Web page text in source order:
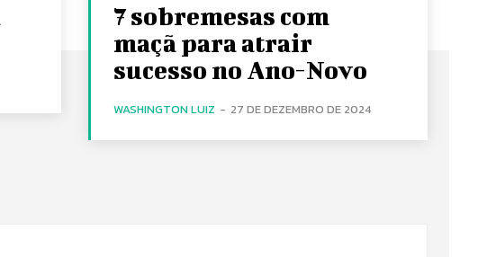
7 sobremesas com
maçã para atrair
sucesso no Ano-Novo
WASHINGTON LUIZ - 27 DE DEZEMBRO DE 2024